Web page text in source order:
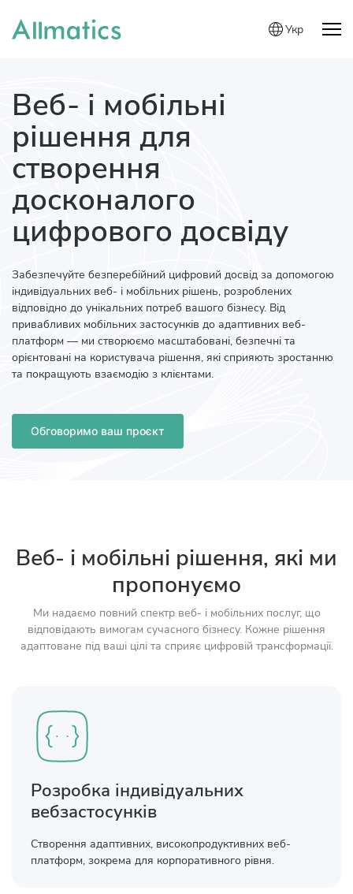
Укр
Веб- і мобільні
рішення для
створення
досконалого
цифрового досвіду
Забезпечуйте безперебійний цифровий досвід за допомогою
індивідуальних веб- і мобільних рішень, розроблених
відповідно до унікальних потреб вашого бізнесу. Від
привабливих мобільних застосунків до адаптивних веб-
платформ — ми створюємо масштабовані, безпечні та
орієнтовані на користувача рішення, які сприяють зростанню
та покращують взаємодію з клієнтами.
Обговоримо ваш проєкт
Веб- і мобільні рішення, які ми
пропонуємо
Ми надаємо повний спектр веб- і мобільних послуг, що
відповідають вимогам сучасного бізнесу. Кожне рішення
адаптоване під ваші цілі та сприяє цифровій трансформації.
Розробка індивідуальних
вебзастосунків
Створення адаптивних, високопродуктивних веб-
платформ, зокрема для корпоративного рівня.